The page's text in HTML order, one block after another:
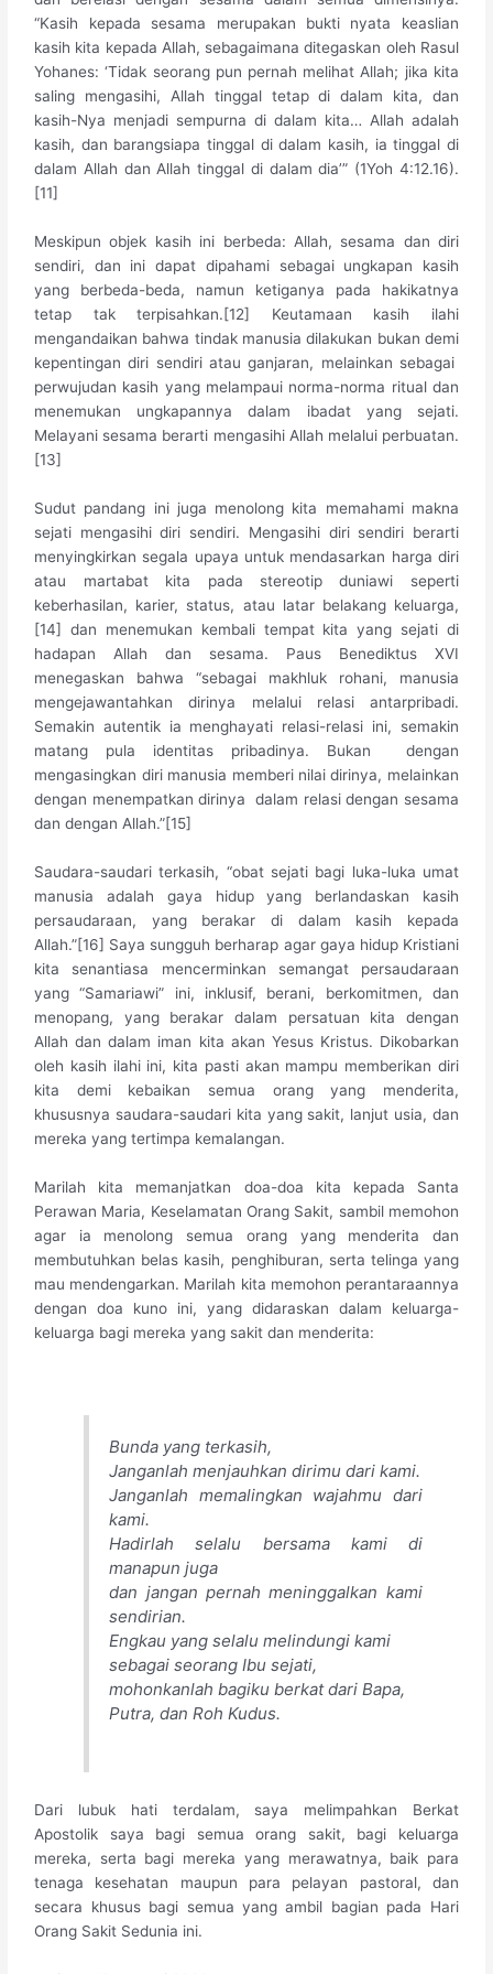
“Kasih kepada sesama merupakan bukti nyata keaslian
kasih kita kepada Allah, sebagaimana ditegaskan oleh Rasul
Yohanes: ‘Tidak seorang pun pernah melihat Allah; jika kita
saling mengasihi, Allah tinggal tetap di dalam kita, dan
kasih-Nya menjadi sempurna di dalam kita… Allah adalah
kasih, dan barangsiapa tinggal di dalam kasih, ia tinggal di
dalam Allah dan Allah tinggal di dalam dia’” (1Yoh 4:12.16).
[11]
Meskipun objek kasih ini berbeda: Allah, sesama dan diri
sendiri, dan ini dapat dipahami sebagai ungkapan kasih
yang berbeda-beda, namun ketiganya pada hakikatnya
tetap tak terpisahkan.[12] Keutamaan kasih ilahi
mengandaikan bahwa tindak manusia dilakukan bukan demi
kepentingan diri sendiri atau ganjaran, melainkan sebagai
perwujudan kasih yang melampaui norma-norma ritual dan
menemukan ungkapannya dalam ibadat yang sejati.
Melayani sesama berarti mengasihi Allah melalui perbuatan.
[13]
Sudut pandang ini juga menolong kita memahami makna
sejati mengasihi diri sendiri. Mengasihi diri sendiri berarti
menyingkirkan segala upaya untuk mendasarkan harga diri
atau martabat kita pada stereotip duniawi seperti
keberhasilan, karier, status, atau latar belakang keluarga,
[14] dan menemukan kembali tempat kita yang sejati di
hadapan Allah dan sesama. Paus Benediktus XVI
menegaskan bahwa “sebagai makhluk rohani, manusia
mengejawantahkan dirinya melalui relasi antarpribadi.
Semakin autentik ia menghayati relasi-relasi ini, semakin
matang pula identitas pribadinya. Bukan dengan
mengasingkan diri manusia memberi nilai dirinya, melainkan
dengan menempatkan dirinya dalam relasi dengan sesama
dan dengan Allah.”[15]
Saudara-saudari terkasih, “obat sejati bagi luka-luka umat
manusia adalah gaya hidup yang berlandaskan kasih
persaudaraan, yang berakar di dalam kasih kepada
Allah.”[16] Saya sungguh berharap agar gaya hidup Kristiani
kita senantiasa mencerminkan semangat persaudaraan
yang “Samariawi” ini, inklusif, berani, berkomitmen, dan
menopang, yang berakar dalam persatuan kita dengan
Allah dan dalam iman kita akan Yesus Kristus. Dikobarkan
oleh kasih ilahi ini, kita pasti akan mampu memberikan diri
kita demi kebaikan semua orang yang menderita,
khususnya saudara-saudari kita yang sakit, lanjut usia, dan
mereka yang tertimpa kemalangan.
Marilah kita memanjatkan doa-doa kita kepada Santa
Perawan Maria, Keselamatan Orang Sakit, sambil memohon
agar ia menolong semua orang yang menderita dan
membutuhkan belas kasih, penghiburan, serta telinga yang
mau mendengarkan. Marilah kita memohon perantaraannya
dengan doa kuno ini, yang didaraskan dalam keluarga-
keluarga bagi mereka yang sakit dan menderita:
Bunda yang terkasih,
Janganlah menjauhkan dirimu dari kami.
Janganlah memalingkan wajahmu dari
kami.
Hadirlah selalu bersama kami di
manapun juga
dan jangan pernah meninggalkan kami
sendirian.
Engkau yang selalu melindungi kami
sebagai seorang Ibu sejati,
mohonkanlah bagiku berkat dari Bapa,
Putra, dan Roh Kudus.
Dari lubuk hati terdalam, saya melimpahkan Berkat
Apostolik saya bagi semua orang sakit, bagi keluarga
mereka, serta bagi mereka yang merawatnya, baik para
tenaga kesehatan maupun para pelayan pastoral, dan
secara khusus bagi semua yang ambil bagian pada Hari
Orang Sakit Sedunia ini.